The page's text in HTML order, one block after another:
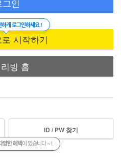
그인
게 로그인하세요 !
시작하기
빙 홈
양한 혜택이 있습니다 ~ !
ID / PW 찾기